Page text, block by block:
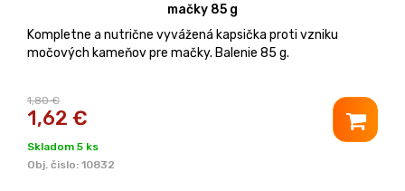
mačky 85 g
Kompletne a nutrične vyvážená kapsička proti vzniku
močových kameňov pre mačky. Balenie 85 g.
1,80 €
1,62 €
Skladom 5 ks
Obj. čislo: 10832